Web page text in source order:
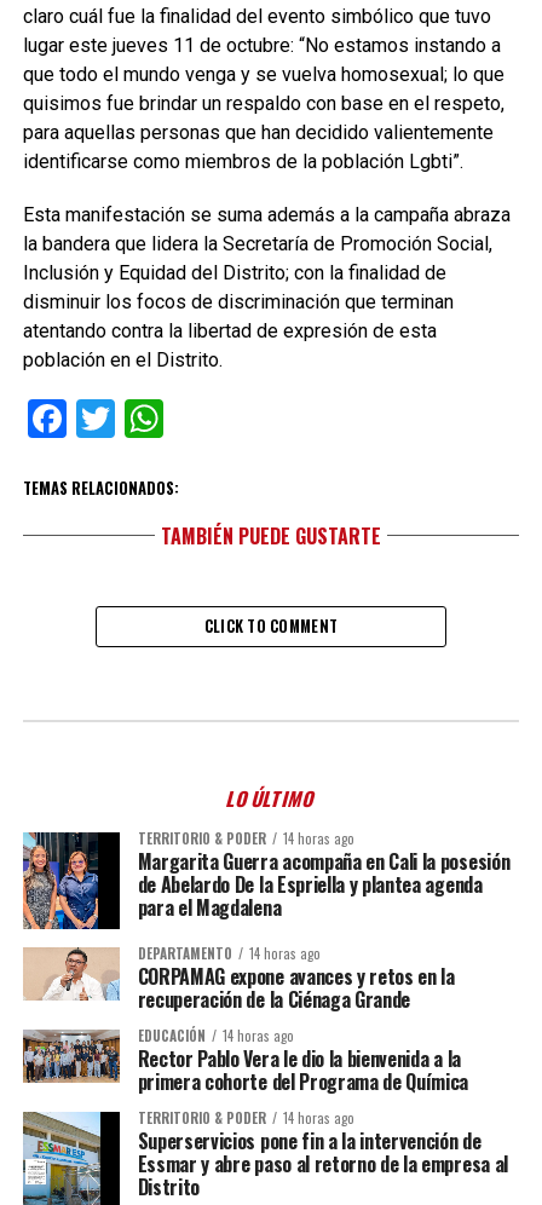
claro cuál fue la finalidad del evento simbólico que tuvo
lugar este jueves 11 de octubre: “No estamos instando a
que todo el mundo venga y se vuelva homosexual; lo que
quisimos fue brindar un respaldo con base en el respeto,
para aquellas personas que han decidido valientemente
identificarse como miembros de la población Lgbti”.
Esta manifestación se suma además a la campaña abraza
la bandera que lidera la Secretaría de Promoción Social,
Inclusión y Equidad del Distrito; con la finalidad de
disminuir los focos de discriminación que terminan
atentando contra la libertad de expresión de esta
población en el Distrito.
Facebook
TwitterWhatsApp
TEMAS RELACIONADOS:
TAMBIÉN PUEDE GUSTARTE
CLICK TO COMMENT
LO ÚLTIMO
TERRITORIO & PODER 14 horas ago
Margarita Guerra acompaña en Cali la posesión
de Abelardo De la Espriella y plantea agenda
para el Magdalena
DEPARTAMENTO 14 horas ago
CORPAMAG expone avances y retos en la
recuperación de la Ciénaga Grande
EDUCACIÓN 14 horas ago
Rector Pablo Vera le dio la bienvenida a la
primera cohorte del Programa de Química
TERRITORIO & PODER 14 horas ago
Superservicios pone fin a la intervención de
Essmar y abre paso al retorno de la empresa al
Distrito